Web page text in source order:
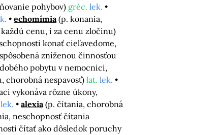
pohybov) gréc. lek.
echomímia (p. konania,
cenu, i za cenu zločinu)
konať cieľavedome,
zníženou činnosťou
pobytu v nemocnici,
chorobná nespavosť) lat. lek.
vykonáva rôzne úkony,
lek. alexia (p. čítania, chorobná
neschopnosť čítania
čítať ako dôsledok poruchy